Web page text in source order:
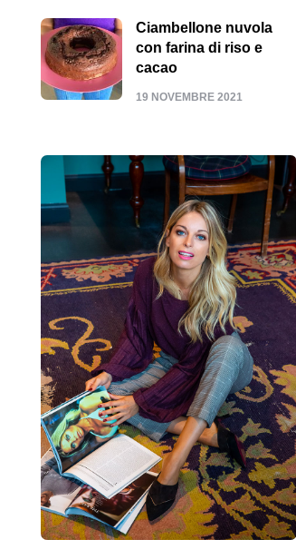
Ciambellone nuvola
con farina di riso e
cacao
19 NOVEMBRE 2021